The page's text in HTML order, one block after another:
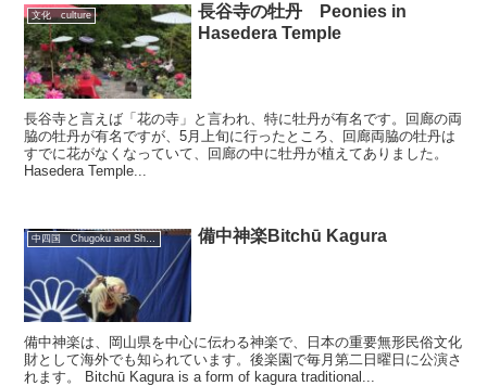
文化 culture
長谷寺の牡丹 Peonies in
Hasedera Temple
長谷寺と言えば「花の寺」と言われ、特に牡丹が有名です。回廊の両
脇の牡丹が有名ですが、5月上旬に行ったところ、回廊両脇の牡丹は
すでに花がなくなっていて、回廊の中に牡丹が植えてありました。
Hasedera Temple...
中四国 Chugoku and Shikoku region 備中神楽Bitchū Kagura
備中神楽は、岡山県を中心に伝わる神楽で、日本の重要無形民俗文化
財として海外でも知られています。後楽園で毎月第二日曜日に公演さ
れます。 Bitchū Kagura is a form of kagura traditional...